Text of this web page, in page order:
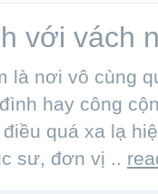
với vách
là nơi vô cùng
hay công
quá xa lạ
sư, đơn vị ..